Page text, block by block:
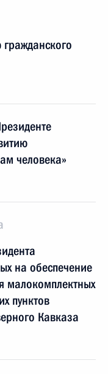
человека»
на обеспечение
малокомплектных
пунктов
Кавказа